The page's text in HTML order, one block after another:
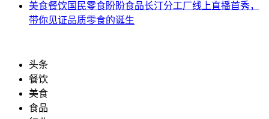
美食餐饮 国民零食盼盼食品长汀分工厂线上直播首秀，
带你见证品质零食的诞生
头条
餐饮
美食
食品